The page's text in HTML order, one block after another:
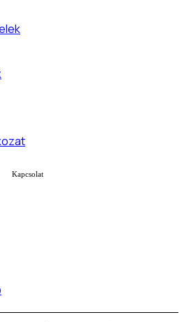
Kapcsolat